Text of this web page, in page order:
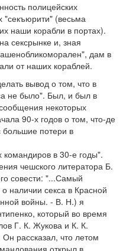
полицейских
"секъюрити" (весьма
наши корабли в портах).
сексрынке и, зная
дам в
от наших кораблей.
вывод о том, что в
не было". Был, и был в
некоторых
90-х годов о том, что-де
потери в
командиров в 30-е годы".
чешского литератора Б.
совести: "...Самый
наличии секса в Красной
войны. - В. Н.) я
который во время
Г. К. Жукова и К. К.
рассказал, что летом
открыл в